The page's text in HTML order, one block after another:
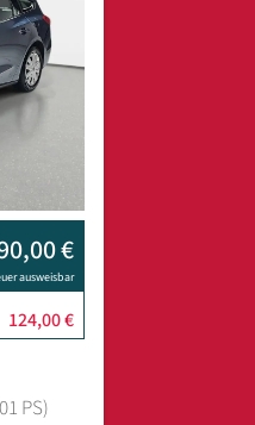
€
ausweisbar
124,00 €
PS)